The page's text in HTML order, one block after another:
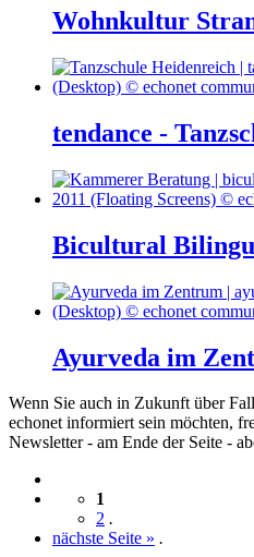
Wohnkultur
tendance -
Bicultural
Ayurveda im
Wenn Sie auch in Zukunft über
echonet informiert sein möchten,
Newsletter - am Ende der Seite -
1
2 .
nächste Seite » .